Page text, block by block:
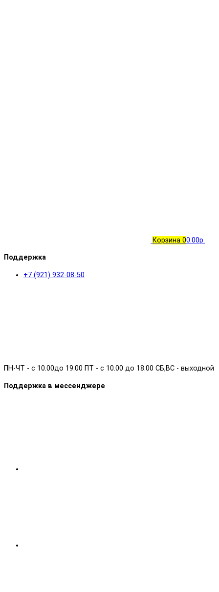
Корзина 00.00р.
Поддержка
+7 (921) 932-08-50
ПН-ЧТ - с 10.00до 19.00 ПТ - с 10.00 до 18.00 СБ,ВС - выходной
Поддержка в мессенджере